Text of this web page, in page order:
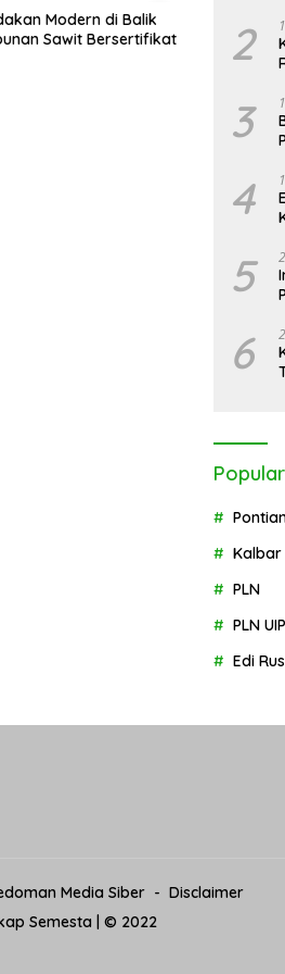
Modern di Balik
Sawit Bersertifikat
WALHI
2
3
4
5
6
Kalbar
PLN
PLN
Edi
Media Siber
Disclaimer
Semesta | © 2022